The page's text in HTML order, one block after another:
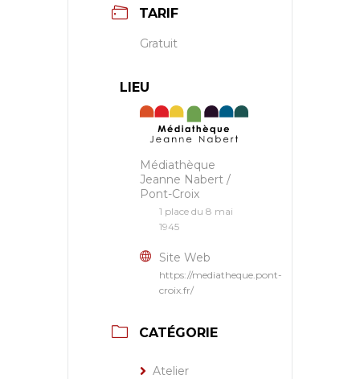
TARIF
Gratuit
LIEU
Médiathèque
Jeanne Nabert /
Pont-Croix
1 place du 8 mai
1945
Site Web
https://mediatheque.pont-
croix.fr/
CATÉGORIE
Atelier